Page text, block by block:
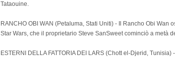
Tataouine.
RANCHO OBI WAN (Petaluma, Stati Uniti) - Il Rancho Obi
Star Wars, che il proprietario Steve SanSweet cominciò a metà
ESTERNI DELLA FATTORIA DEI LARS (Chott el-Djerid,